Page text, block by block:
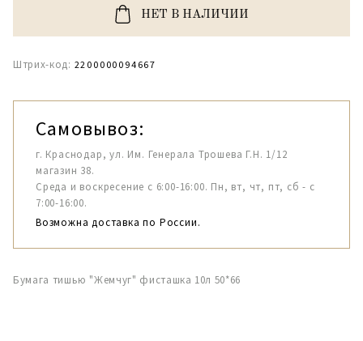
НЕТ В НАЛИЧИИ
Штрих-код: 2200000094667
Самовывоз:
г. Краснодар, ул. Им. Генерала Трошева Г.Н. 1/12
магазин 38.
Среда и воскресение с 6:00-16:00. Пн, вт, чт, пт, сб - с
7:00-16:00.
Возможна доставка по России.
Бумага тишью "Жемчуг" фисташка 10л 50*66